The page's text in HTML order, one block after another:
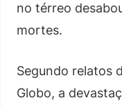
no térreo
mortes.
Segundo relatos
Globo, a